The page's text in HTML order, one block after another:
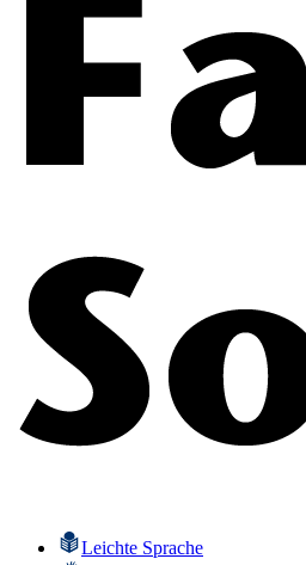
Leichte Sprache